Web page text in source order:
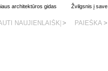
architektūros gidas Žvilgsnis į save